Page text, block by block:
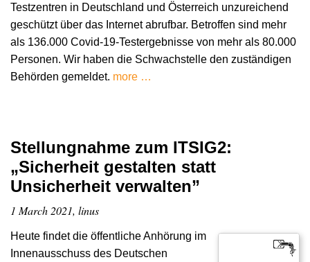
Testzentren in Deutschland und Österreich unzureichend
geschützt über das Internet abrufbar. Betroffen sind mehr
als 136.000 Covid-19-Testergebnisse von mehr als 80.000
Personen. Wir haben die Schwachstelle den zuständigen
Behörden gemeldet. more …
Stellungnahme zum ITSIG2:
„Sicherheit gestalten statt
Unsicherheit verwalten”
1 March 2021, linus
Heute findet die öffentliche Anhörung im
Innenausschuss des Deutschen